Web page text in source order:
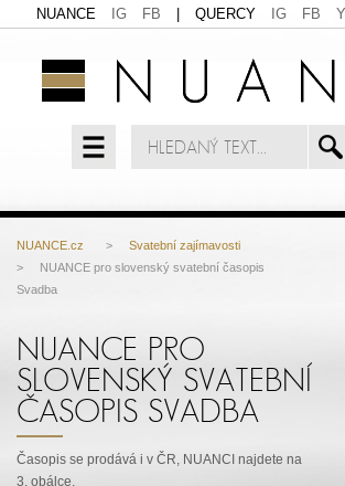
NUANCE IG FB QUERCY IG FB
NUANCE.cz > Svatební zajímavosti
> NUANCE pro slovenský svatební časopis
Svadba
NUANCE PRO
SLOVENSKÝ SVATEBNÍ
ČASOPIS SVADBA
Časopis se prodává i v ČR, NUANCI najdete na
3. obálce.